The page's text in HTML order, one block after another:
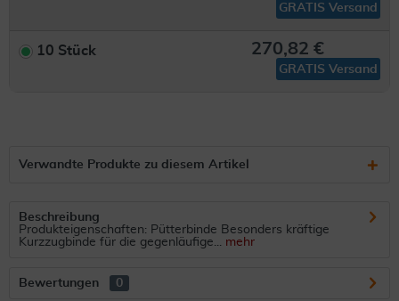
GRATIS Versand
10 Stück 270,82 €
GRATIS Versand
Verwandte Produkte zu diesem Artikel
Beschreibung
Produkteigenschaften: Pütterbinde Besonders kräftige
Kurzzugbinde für die gegenläufige... mehr
Bewertungen 0